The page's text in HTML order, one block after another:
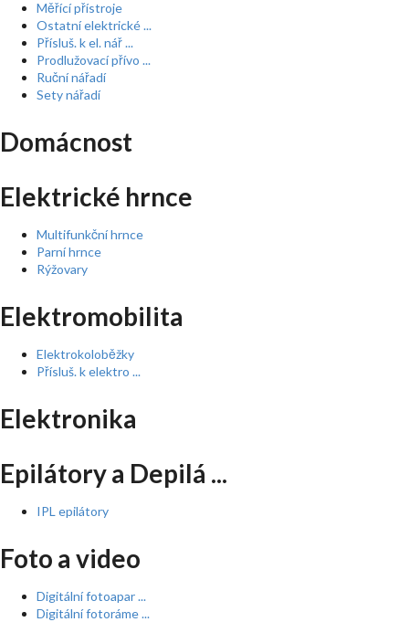
Měřící přístroje
Ostatní elektrické ...
Přísluš. k el. nář ...
Prodlužovací přívo ...
Ruční nářadí
Sety nářadí
Domácnost
Elektrické hrnce
Multifunkční hrnce
Parní hrnce
Rýžovary
Elektromobilita
Elektrokoloběžky
Přísluš. k elektro ...
Elektronika
Epilátory a Depilá ...
IPL epilátory
Foto a video
Digitální fotoapar ...
Digitální fotoráme ...